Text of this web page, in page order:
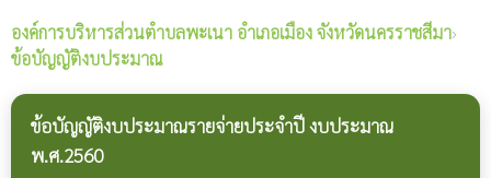
องค์การบริหารส่วนตำบลพะเนา อำเภอเมือง จังหวัดนครราชสีมา›
ข้อบัญญัติงบประมาณ
ข้อบัญญัติงบประมาณรายจ่ายประจำปี งบประมาณ
พ.ศ.2560